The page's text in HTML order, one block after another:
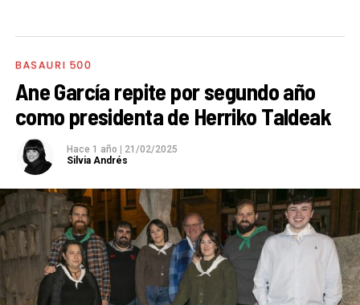
BASAURI 500
Ane García repite por segundo año
como presidenta de Herriko Taldeak
Hace 1 año
21/02/2025
Silvia Andrés